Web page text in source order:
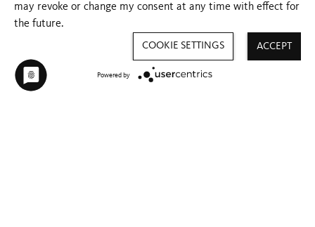
may revoke or change my consent at any time with effect for
the future.
ACCEPT
COOKIE SETTINGS
Powered by